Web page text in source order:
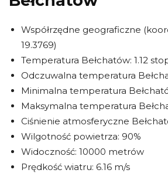
Współrzędne geograficzne
19.3769)
Temperatura Bełchatów: 1.12
Odczuwalna temperatura
Minimalna temperatura
Maksymalna temperatura
Ciśnienie atmosferyczne
Wilgotność powietrza: 90%
Widoczność: 10000 metrów
Prędkość wiatru: 6.16 m/s